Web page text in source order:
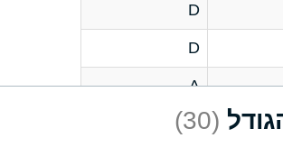
D
D
A
D (30)